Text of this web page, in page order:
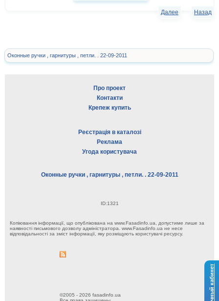
Личный кабинет
Назад
Далее
Оконные ручки , гарнитуры , петли. . 22-09-2011
Про проект
Контакти
Крепеж купить
Реєстрація в каталозі
Реклама
Угода користувача
Оконные ручки , гарнитуры , петли. . 22-09-2011
ID:1321
Копіювання інформації, що опублікована на www.Fasadinfo.ua, допустиме лише за
наявності письмового дозволу адміністратора. www.Fasadinfo.ua не несе
відповідальності за зміст інформації, яку розміщують користувачі ресурсу.
©2005 - 2026 fasadinfo.ua